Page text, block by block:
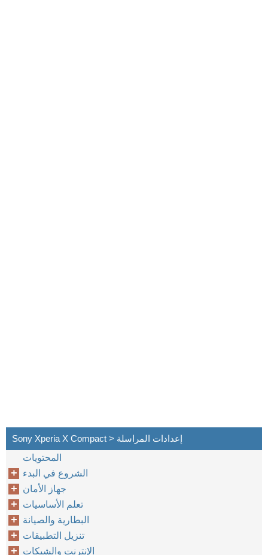
Sony Xperia X Compact > إعدادات المراسلة
المحتويات
الشروع في البدء
جهاز الأمان
تعلم الأساسيات
البطارية والصيانة
تنزيل التطبيقات
الإنترنت والشبكات